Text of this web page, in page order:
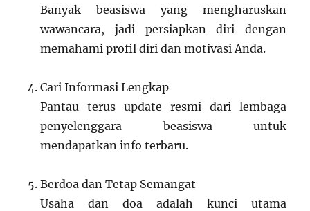
Banyak beasiswa yang mengharuskan
wawancara, jadi persiapkan diri dengan
memahami profil diri dan motivasi Anda.
Cari Informasi Lengkap
Pantau terus update resmi dari lembaga
penyelenggara beasiswa untuk
mendapatkan info terbaru.
Berdoa dan Tetap Semangat
Usaha dan doa adalah kunci utama